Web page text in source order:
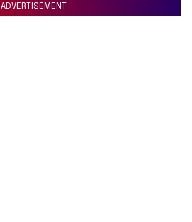
ADVERTISEMENT